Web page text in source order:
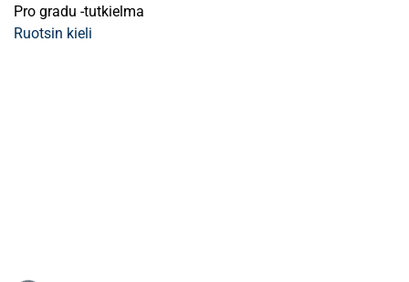
Pro gradu -tutkielma
Ruotsin kieli